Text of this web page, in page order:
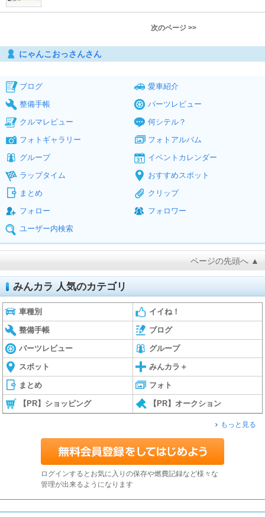
次のページ >>
にゃんこおっさんさん
ブログ
愛車紹介
整備手帳
パーツレビュー
クルマレビュー
何シテル？
フォトギャラリー
フォトアルバム
グループ
イベントカレンダー
ラップタイム
おすすめスポット
まとめ
クリップ
フォロー
フォロワー
ユーザー内検索
ページの先頭へ ▲
みんカラ 人気のカテゴリ
車種別 イイね！
整備手帳 ブログ
パーツレビュー グループ
スポット みんカラ＋
まとめ フォト
【PR】ショッピング 【PR】オークション
もっと見る
ログインするとお気に入りの保存や燃費記録など様々な
管理が出来るようになります